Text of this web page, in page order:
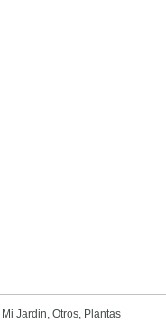
Mi Jardin, Otros, Plantas